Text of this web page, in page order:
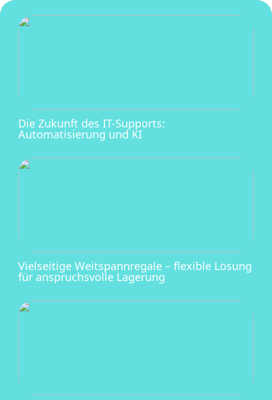
Die Zukunft des IT-Supports:
Automatisierung und KI
Vielseitige Weitspannregale – flexible Lösung
für anspruchsvolle Lagerung